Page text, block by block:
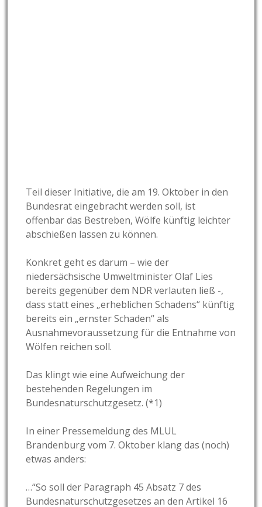
Teil dieser Initiative, die am 19. Oktober in den
Bundesrat eingebracht werden soll, ist
offenbar das Bestreben, Wölfe künftig leichter
abschießen lassen zu können.
Konkret geht es darum – wie der
niedersächsische Umweltminister Olaf Lies
bereits gegenüber dem NDR verlauten ließ -,
dass statt eines „erheblichen Schadens“ künftig
bereits ein „ernster Schaden“ als
Ausnahmevoraussetzung für die Entnahme von
Wölfen reichen soll.
Das klingt wie eine Aufweichung der
bestehenden Regelungen im
Bundesnaturschutzgesetz. (*1)
In einer Pressemeldung des MLUL
Brandenburg vom 7. Oktober klang das (noch)
etwas anders:
…“So soll der Paragraph 45 Absatz 7 des
Bundesnaturschutzgesetzes an den Artikel 16